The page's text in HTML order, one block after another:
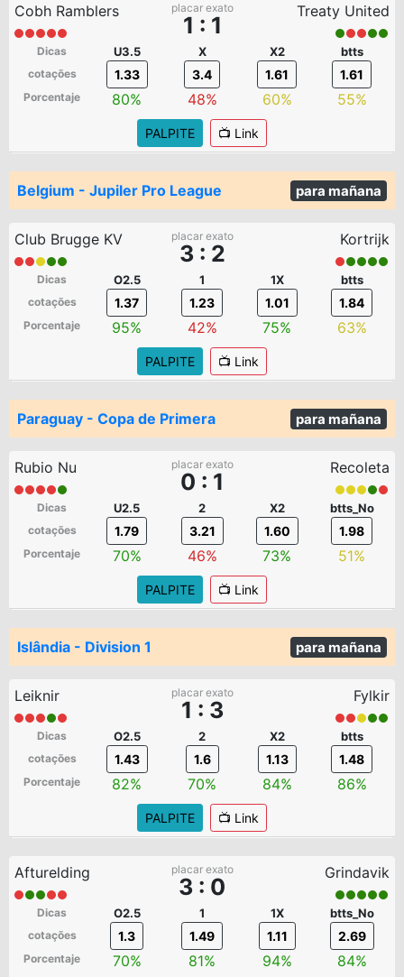
Cobh Ramblers placar exato
1 : 1
Treaty United
Dicas
cotações
Porcentaje
U3.5
1.33
80%
X
3.4
48%
X2
1.61
60%
btts
1.61
55%
PALPITE 📺 Link
Belgium - Jupiler Pro League para mañana
Club Brugge KV placar exato
3 : 2
Kortrijk
Dicas
cotações
Porcentaje
O2.5
1.37
95%
1
1.23
42%
1X
1.01
75%
btts
1.84
63%
PALPITE 📺 Link
Paraguay - Copa de Primera para mañana
Rubio Nu placar exato
0 : 1
Recoleta
Dicas
cotações
Porcentaje
U2.5
1.79
70%
2
3.21
46%
X2
1.60
73%
btts_No
1.98
51%
PALPITE 📺 Link
Islândia - Division 1 para mañana
Leiknir placar exato
1 : 3
Fylkir
Dicas
cotações
Porcentaje
O2.5
1.43
82%
2
1.6
70%
X2
1.13
84%
btts
1.48
86%
PALPITE 📺 Link
Afturelding placar exato
3 : 0
Grindavik
Dicas
cotações
Porcentaje
O2.5
1.3
70%
1
1.49
81%
1X
1.11
94%
btts_No
2.69
84%